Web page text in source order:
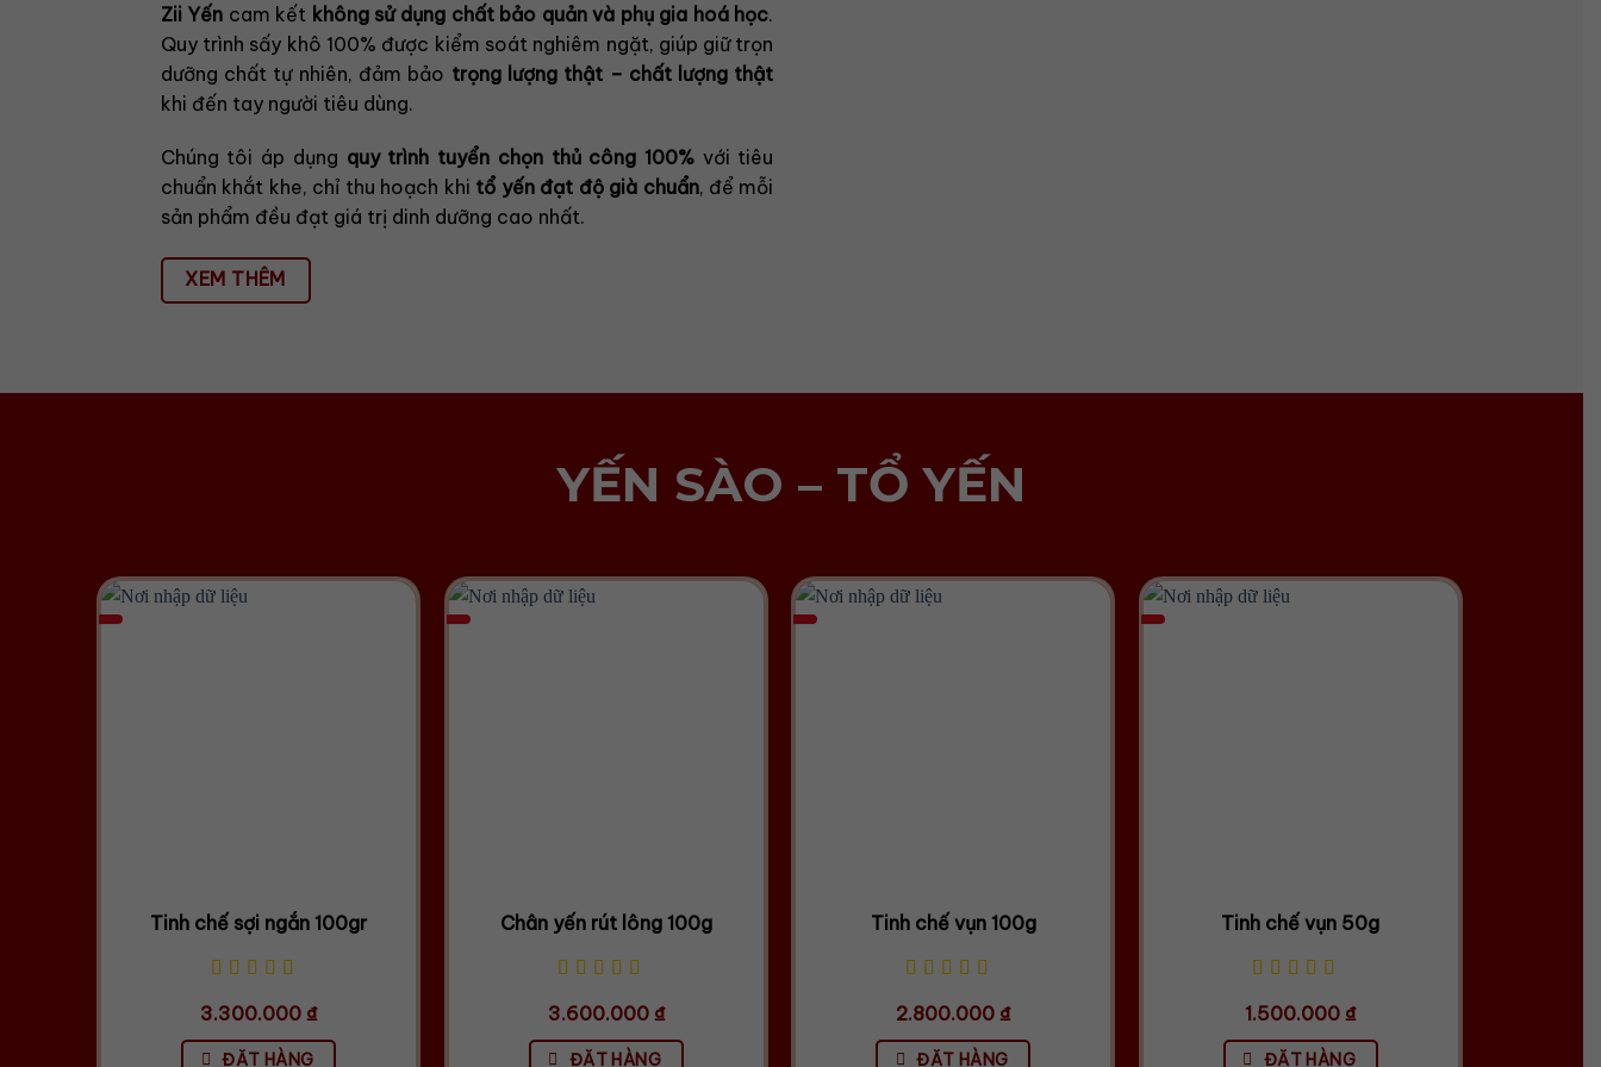
Zii Yến cam kết không sử dụng chất bảo quản và phụ gia hoá học.
Quy trình sấy khô 100% được kiểm soát nghiêm ngặt, giúp giữ trọn
dưỡng chất tự nhiên, đảm bảo trọng lượng thật – chất lượng thật
khi đến tay người tiêu dùng.
Chúng tôi áp dụng quy trình tuyển chọn thủ công 100% với tiêu
chuẩn khắt khe, chỉ thu hoạch khi tổ yến đạt độ già chuẩn, để mỗi
sản phẩm đều đạt giá trị dinh dưỡng cao nhất.
XEM THÊM
YẾN SÀO – TỔ YẾN
Tinh chế sợi ngắn 100gr
3.300.000 ₫
ĐẶT HÀNG
Chân yến rút lông 100g
3.600.000 ₫
ĐẶT HÀNG
Tinh chế vụn 100g
2.800.000 ₫
ĐẶT HÀNG
Tinh chế vụn 50g
1.500.000 ₫
ĐẶT HÀNG